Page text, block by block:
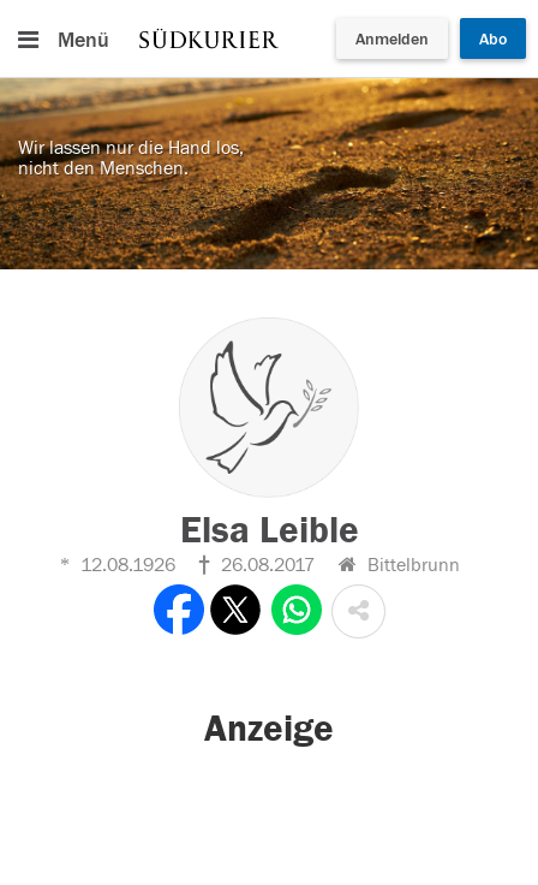
Menü Anmelden Abo
Wir lassen nur die Hand los,
nicht den Menschen.
Elsa Leible
12.08.1926 26.08.2017 Bittelbrunn
Anzeige